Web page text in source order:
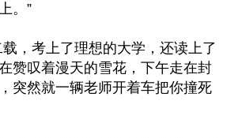
。”
，考上了理想的大学，还读上了
赞叹着漫天的雪花，下午走在封
突然就一辆老师开着车把你撞死